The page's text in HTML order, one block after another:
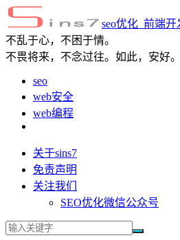
seo优化_前端
不乱于心，不困于情。
不畏将来，不念过往。如此，安好。
seo
web安全
web编程
关于sins7
免责声明
关注我们
SEO优化微信公众号